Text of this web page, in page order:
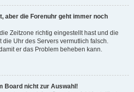
aber die Forenuhr geht immer noch
Zeitzone richtig eingestellt hast und die
die Uhr des Servers vermutlich falsch.
er das Problem beheben kann.
Board nicht zur Auswahl!